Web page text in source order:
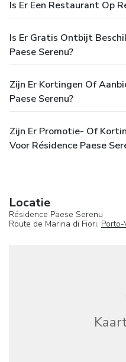
Is Er Een Restaurant Op
Is Er Gratis Ontbijt
Paese Serenu?
Zijn Er Kortingen Of
Paese Serenu?
Zijn Er Promotie- Of
Voor Résidence Paese
Locatie
Résidence Paese Serenu
Route de Marina di Fiori, Porto-